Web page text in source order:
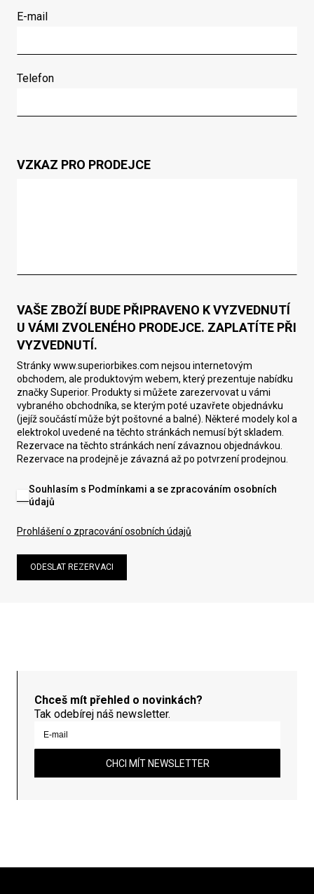
E-mail
Telefon
VZKAZ PRO PRODEJCE
VAŠE ZBOŽÍ BUDE PŘIPRAVENO K VYZVEDNUTÍ
U VÁMI ZVOLENÉHO PRODEJCE. ZAPLATÍTE PŘI
VYZVEDNUTÍ.
Stránky www.superiorbikes.com nejsou internetovým
obchodem, ale produktovým webem, který prezentuje nabídku
značky Superior. Produkty si můžete zarezervovat u vámi
vybraného obchodníka, se kterým poté uzavřete objednávku
(jejíž součástí může být poštovné a balné). Některé modely kol a
elektrokol uvedené na těchto stránkách nemusí být skladem.
Rezervace na těchto stránkách není závaznou objednávkou.
Rezervace na prodejně je závazná až po potvrzení prodejnou.
Souhlasím s Podmínkami a se zpracováním osobních
údajů
Prohlášení o zpracování osobních údajů
ODESLAT REZERVACI
Chceš mít přehled o novinkách?
Tak odebírej náš newsletter.
CHCI MÍT NEWSLETTER